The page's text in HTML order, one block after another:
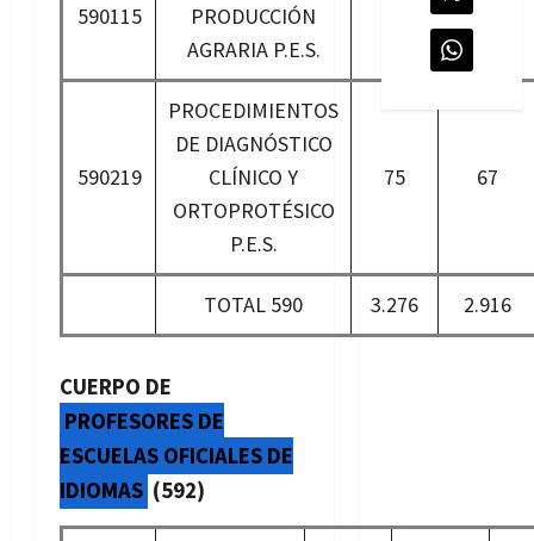
590115
PRODUCCIÓN
AGRARIA P.E.S.
590219
PROCEDIMIENTOS
DE DIAGNÓSTICO
CLÍNICO Y
ORTOPROTÉSICO
P.E.S.
75 67
TOTAL 590 3.276 2.916
CUERPO DE
PROFESORES DE
ESCUELAS OFICIALES DE
IDIOMAS (592)